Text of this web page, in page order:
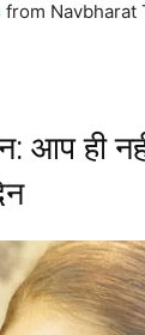
from Navbharat
आप ही